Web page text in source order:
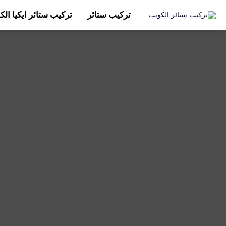
تركيب ستائر تركيب ستائر ايكيا